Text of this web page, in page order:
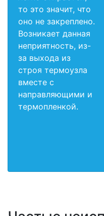
то это значит, что
оно не закреплено.
Возникает данная
неприятность, из-
за выхода из
строя термоузла
вместе с
направляющими и
термопленкой.